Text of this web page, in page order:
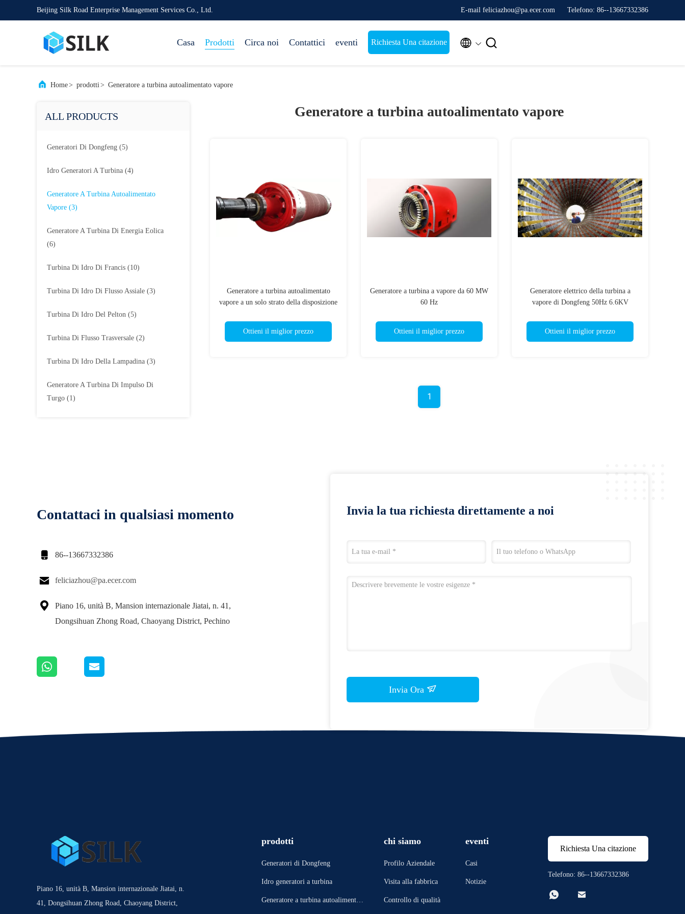
Beijing Silk Road Enterprise Management Services Co., Ltd. E-mail feliciazhou@pa.ecer.com Telefono: 86--13667332386
Casa Prodotti Circa noi Contattici eventi Richiesta Una citazione  
Home> prodotti> Generatore a turbina autoalimentato vapore
ALL PRODUCTS
Generatori Di Dongfeng (5)
Idro Generatori A Turbina (4)
Generatore A Turbina Autoalimentato
Vapore (3)
Generatore A Turbina Di Energia Eolica
(6)
Turbina Di Idro Di Francis (10)
Turbina Di Idro Di Flusso Assiale (3)
Turbina Di Idro Del Pelton (5)
Turbina Di Flusso Trasversale (2)
Turbina Di Idro Della Lampadina (3)
Generatore A Turbina Di Impulso Di
Turgo (1)
Generatore a turbina autoalimentato vapore
Generatore a turbina autoalimentato
vapore a un solo strato della disposizione
Ottieni il miglior prezzo
Generatore a turbina a vapore da 60 MW
60 Hz
Ottieni il miglior prezzo
Generatore elettrico della turbina a
vapore di Dongfeng 50Hz 6.6KV
Ottieni il miglior prezzo
1
Contattaci in qualsiasi momento
 86--13667332386
 feliciazhou@pa.ecer.com

Piano 16, unità B, Mansion internazionale Jiatai, n. 41,
Dongsihuan Zhong Road, Chaoyang District, Pechino
Invia la tua richiesta direttamente a noi
Invia Ora
Piano 16, unità B, Mansion internazionale Jiatai, n.
41, Dongsihuan Zhong Road, Chaoyang District,
prodotti
Generatori di Dongfeng
Idro generatori a turbina
Generatore a turbina autoalimentat
chi siamo
Profilo Aziendale
Visita alla fabbrica
Controllo di qualità
eventi
Casi
Notizie
Richiesta Una citazione
Telefono: 86--13667332386
 